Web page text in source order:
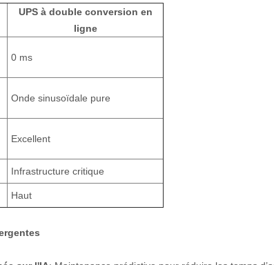
UPS à double conversion en
ligne
0 ms
Onde sinusoïdale pure
Excellent
Infrastructure critique
Haut